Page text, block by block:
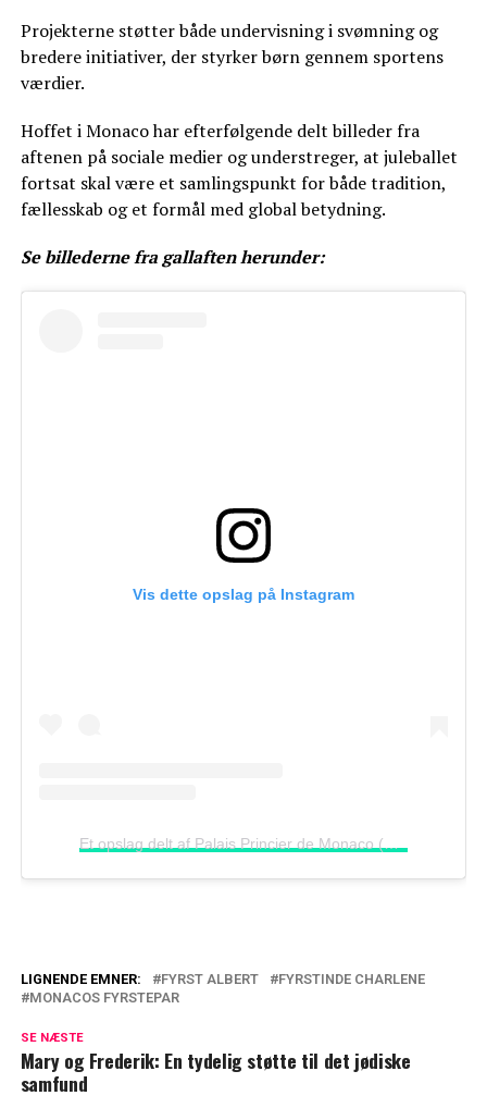
Projekterne støtter både undervisning i svømning og
bredere initiativer, der styrker børn gennem sportens
værdier.
Hoffet i Monaco har efterfølgende delt billeder fra
aftenen på sociale medier og understreger, at juleballet
fortsat skal være et samlingspunkt for både tradition,
fællesskab og et formål med global betydning.
Se billederne fra gallaften herunder:
Vis dette opslag på Instagram
Fyrstinde Charlene: Fandt ny mening efter
Afslører regel: Dette er strengt forbudt
LIGNENDE EMNER: FYRST ALBERT
FYRSTINDE CHARLENE
MONACOS FYRSTEPAR
SE NÆSTE
Mary og Frederik: En tydelig støtte til det jødiske
samfund